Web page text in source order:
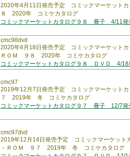
2020年4月11日発売予定 コミックマーケット
８ 2020年 コミケカタログ
コミックマーケットカタログ９８ 冊子 4/11発
cmc98dvd
2020年4月18日発売予定 コミックマーケット
ＲＯＭ ９８ 2020年 コミケカタログ
コミックマーケットカタログ９８ ＤＶＤ 4/18
cmc97
2019年12月7日発売予定 コミックマーケット
７ 2019年 冬 コミケカタログ
コミックマーケットカタログ９７ 冊子 12/7発
cmc97dvd
2019年12月14日発売予定 コミックマーケッ
－ＲＯＭ ９７ 2019年 冬 コミケカタログ